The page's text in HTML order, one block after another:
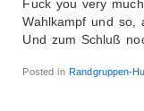
Fuck you very
Wahlkampf und so,
Und zum Schluß
Posted inRandgruppen-